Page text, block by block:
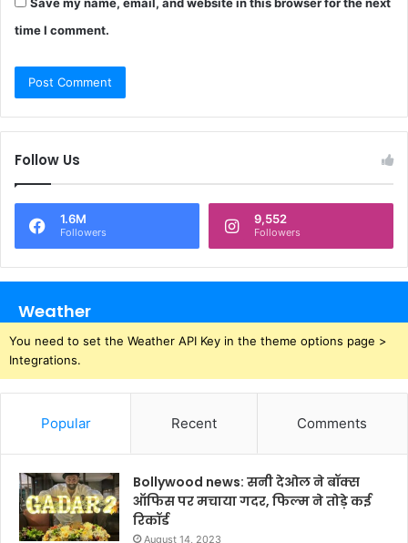
time I comment.
Follow Us
1.6M
Followers
9,552
Followers
Weather
You need to set the Weather API Key in the theme options page >
Integrations.
Popular Recent Comments
Bollywood news: सनी देओल ने बॉक्स
ऑफिस पर मचाया गदर, फिल्म ने तोड़े कई
रिकॉर्ड
August 14, 2023